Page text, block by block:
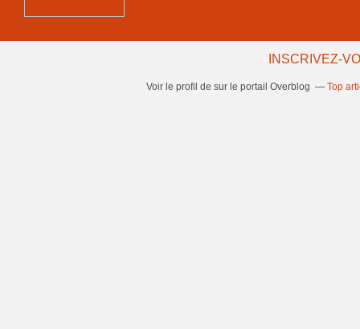
INSCRIVEZ-
Voir le profil de sur le portail Overblog Top